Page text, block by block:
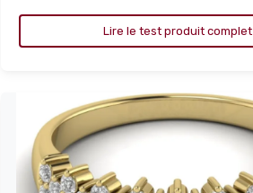
Lire le test produit complet